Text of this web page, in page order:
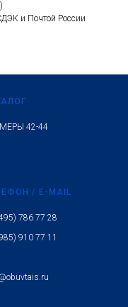
и Почтой России
42-44
/ E-MAIL
786 77 28
910 77 11